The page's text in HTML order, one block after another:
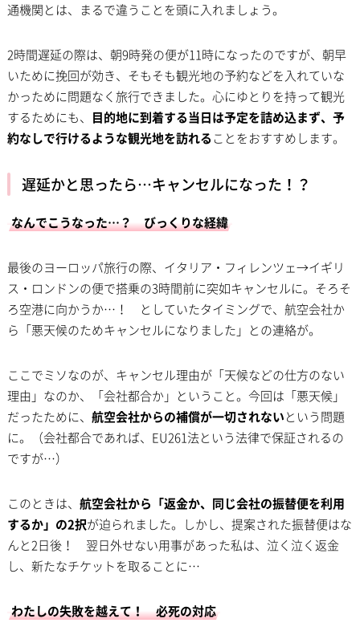
通機関とは、まるで違うことを頭に入れましょう。
2時間遅延の際は、朝9時発の便が11時になったのですが、朝早
いために挽回が効き、そもそも観光地の予約などを入れていな
かっために問題なく旅行できました。心にゆとりを持って観光
するためにも、 目的地に到着する当日は予定を詰め込まず、予
約なしで行けるような観光地を訪れることをおすすめします。
遅延かと思ったら…キャンセルになった！？
なんでこうなった…？ びっくりな経緯
最後のヨーロッパ旅行の際、イタリア・フィレンツェ→イギリ
ス・ロンドンの便で搭乗の3時間前に突如キャンセルに。そろそ
ろ空港に向かうか…！ としていたタイミングで、航空会社か
ら「悪天候のためキャンセルになりました」との連絡が。
ここでミソなのが、キャンセル理由が「天候などの仕方のない
理由」なのか、「会社都合か」ということ。今回は「悪天候」
だったために、 航空会社からの補償が一切されないという問題
に。（会社都合であれば、EU261法という法律で保証されるの
ですが…）
このときは、 航空会社から「返金か、同じ会社の振替便を利用
するか」の2択が迫られました。しかし、提案された振替便はな
んと2日後！ 翌日外せない用事があった私は、泣く泣く返金
し、新たなチケットを取ることに…
わたしの失敗を越えて！ 必死の対応